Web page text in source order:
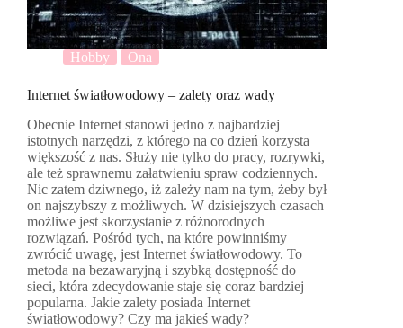
Hobby Ona
Internet światłowodowy – zalety oraz wady
Obecnie Internet stanowi jedno z najbardziej
istotnych narzędzi, z którego na co dzień korzysta
większość z nas. Służy nie tylko do pracy, rozrywki,
ale też sprawnemu załatwieniu spraw codziennych.
Nic zatem dziwnego, iż zależy nam na tym, żeby był
on najszybszy z możliwych. W dzisiejszych czasach
możliwe jest skorzystanie z różnorodnych
rozwiązań. Pośród tych, na które powinniśmy
zwrócić uwagę, jest Internet światłowodowy. To
metoda na bezawaryjną i szybką dostępność do
sieci, która zdecydowanie staje się coraz bardziej
popularna. Jakie zalety posiada Internet
światłowodowy? Czy ma jakieś wady?